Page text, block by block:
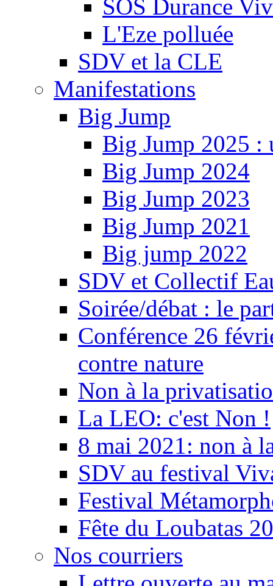
SOS Durance
L'Eze polluée
SDV et la CLE
Manifestations
Big Jump
Big Jump 2025 :
Big Jump 2024
Big Jump 2023
Big Jump 2021
Big jump 2022
SDV et Collectif
Soirée/débat : le
Conférence 26
contre nature
Non à la
La LEO: c'est Non !
8 mai 2021: non à
SDV au festival
Festival
Fête du Loubatas
Nos courriers